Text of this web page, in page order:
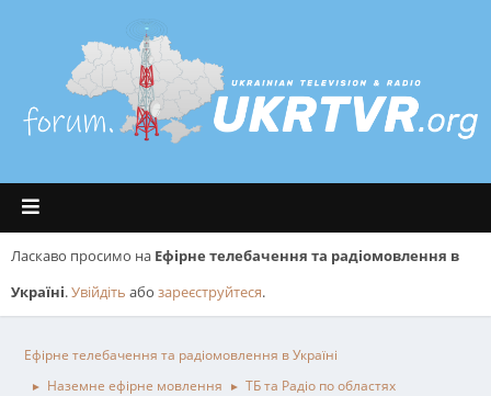
Ласкаво просимо на Ефірне телебачення та радіомовлення в
Україні.Увійдіть або зареєструйтеся.
Ефірне телебачення та радіомовлення в Україні
► Наземне ефірне мовлення ► ТБ та Радіо по областях